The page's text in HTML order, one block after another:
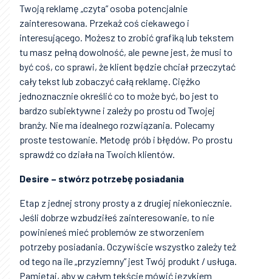
Twoją reklamę „czyta” osoba potencjalnie
zainteresowana. Przekaż coś ciekawego i
interesującego. Możesz to zrobić grafiką lub tekstem
tu masz pełną dowolność, ale pewne jest, że musi to
być coś, co sprawi, że klient będzie chciał przeczytać
cały tekst lub zobaczyć całą reklamę. Ciężko
jednoznacznie określić co to może być, bo jest to
bardzo subiektywne i zależy po prostu od Twojej
branży. Nie ma idealnego rozwiązania. Polecamy
proste testowanie. Metodę prób i błędów. Po prostu
sprawdź co działa na Twoich klientów.
Desire – stwórz potrzebę posiadania
Etap z jednej strony prosty a z drugiej niekoniecznie.
Jeśli dobrze wzbudziłeś zainteresowanie, to nie
powinieneś mieć problemów ze stworzeniem
potrzeby posiadania. Oczywiście wszystko zależy też
od tego na ile „przyziemny” jest Twój produkt / usługa.
Pamiętaj, aby w całym tekście mówić językiem